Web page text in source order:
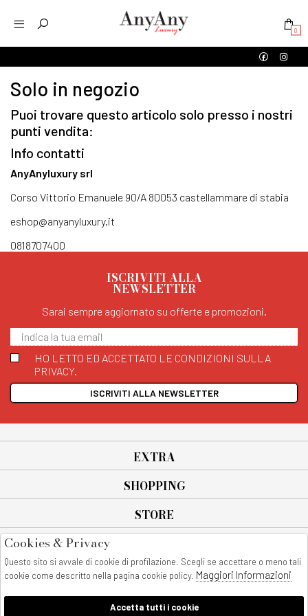
0
Solo in negozio
Puoi trovare questo articolo solo presso i nostri
punti vendita:
Info contatti
AnyAnyluxury srl
Corso Vittorio Emanuele 90/A 80053 castellammare di stabia
eshop@anyanyluxury.it
0818707400
ISCRIVITI ALLA
NEWSLETTER
Sarai sempre aggiornato su offerte e promozioni.
HO LETTO ED ACCETTATO LE CONDIZIONI SULLA
PRIVACY.
ISCRIVITI ALLA NEWSLETTER
EXTRA
SHOPPING
STORE
All rights reserved - © Copyright 2026
AnyAnyluxury srl - Sede Legale: Corso Vittorio Emanuele 90/A - 80053
castellammare di stabia - Italia
Cookies & Privacy
Questo sito si avvale di cookie di profilazione. Scegli se accettare o meno tali
cookie come descritto nella pagina cookie policy. Maggiori Informazioni
Accetta tutti i cookie